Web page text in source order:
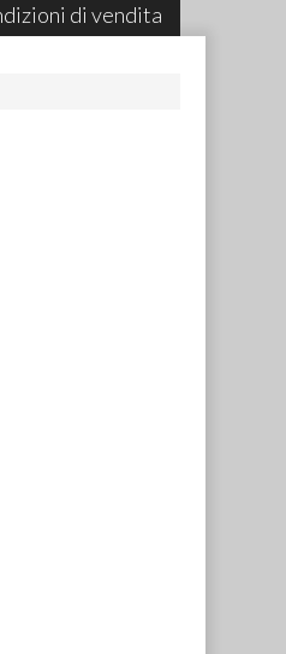
di vendita